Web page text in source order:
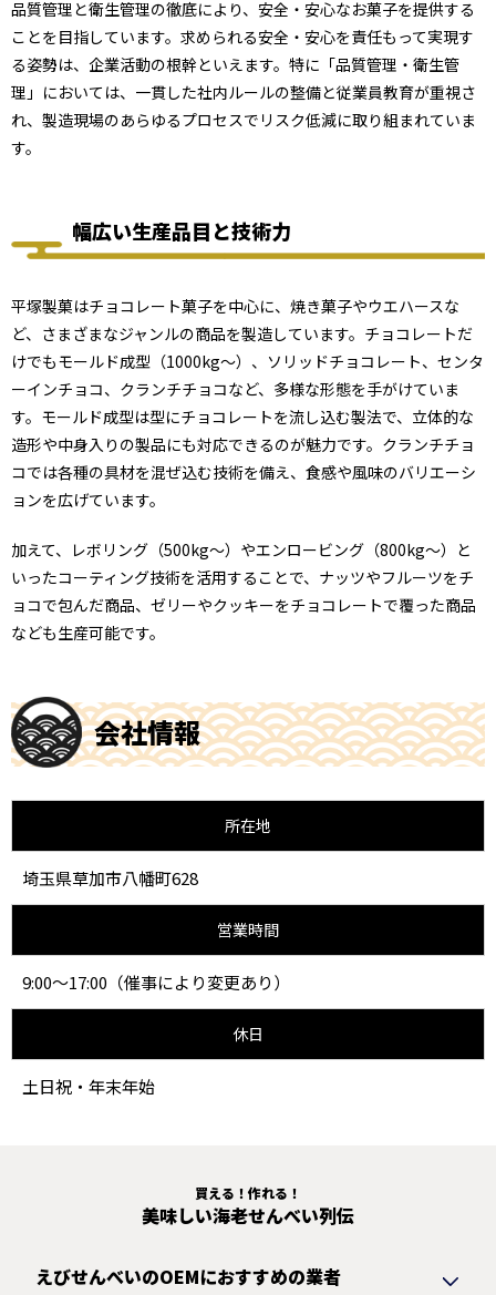
品質管理と衛生管理の徹底により、安全・安心なお菓子を提供する
ことを目指しています。求められる安全・安心を責任もって実現す
る姿勢は、企業活動の根幹といえます。特に「品質管理・衛生管
理」においては、一貫した社内ルールの整備と従業員教育が重視さ
れ、製造現場のあらゆるプロセスでリスク低減に取り組まれていま
す。
幅広い生産品目と技術力
平塚製菓はチョコレート菓子を中心に、焼き菓子やウエハースな
ど、さまざまなジャンルの商品を製造しています。チョコレートだ
けでもモールド成型（1000kg～）、ソリッドチョコレート、センタ
ーインチョコ、クランチチョコなど、多様な形態を手がけていま
す。モールド成型は型にチョコレートを流し込む製法で、立体的な
造形や中身入りの製品にも対応できるのが魅力です。クランチチョ
コでは各種の具材を混ぜ込む技術を備え、食感や風味のバリエーシ
ョンを広げています。
加えて、レボリング（500kg～）やエンロービング（800kg～）と
いったコーティング技術を活用することで、ナッツやフルーツをチ
ョコで包んだ商品、ゼリーやクッキーをチョコレートで覆った商品
なども生産可能です。
会社情報
所在地
埼玉県草加市八幡町628
営業時間
9:00〜17:00（催事により変更あり）
休日
土日祝・年末年始
買える！作れる！
美味しい海老せんべい列伝
えびせんべいのOEMにおすすめの業者